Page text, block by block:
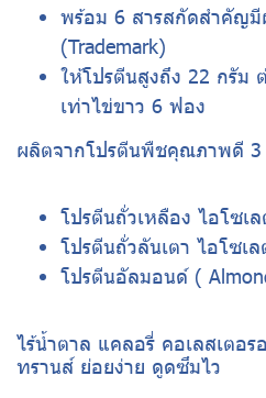
พร้อม 6 สารสกัดสำคัญมี
(Trademark)
ให้โปรตีนสูงถึง 22 กรัม
เท่าไข่ขาว 6 ฟอง
ผลิตจากโปรตีนพืชคุณภาพดี
โปรตีนถั่วเหลือง ไอโซเ
โปรตีนถั่วลันเตา ไอโซเ
โปรตีนอัลมอนด์ (
ไร้น้ำตาล แคลอรี่ คอเลสเตอ
ทรานส์ ย่อยง่าย ดูดซึมไว